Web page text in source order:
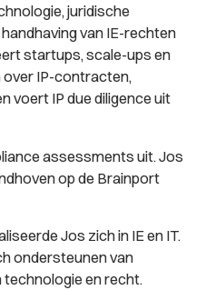
juridische
van IE-rechten
startups, scale-ups en
IP-contracten,
voert IP due diligence uit
assessments uit. Jos
op de Brainport
Jos zich in IE en IT.
ondersteunen van
technologie en recht.